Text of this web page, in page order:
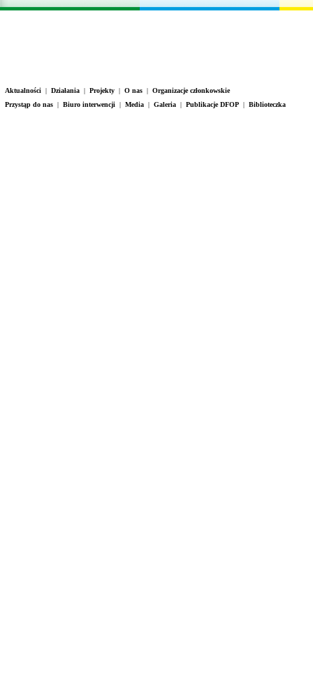
Aktualności | Działania | Projekty | O nas | Organizacje członkowskie
Przystąp do nas | Biuro interwencji | Media | Galeria | Publikacje DFOP | Biblioteczka